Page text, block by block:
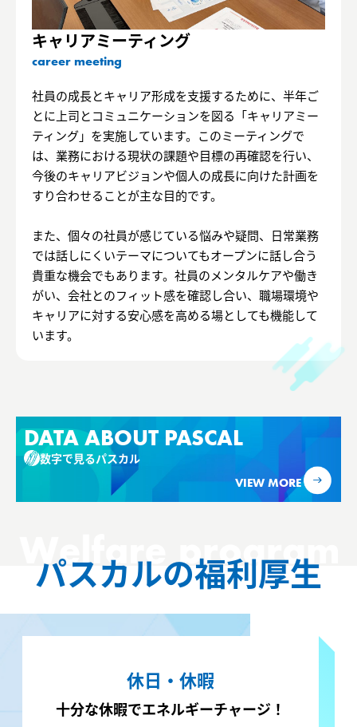
キャリアミーティング
career meeting
社員の成長とキャリア形成を支援するために、半年ご
とに上司とコミュニケーションを図る「キャリアミー
ティング」を実施しています。このミーティングで
は、業務における現状の課題や目標の再確認を行い、
今後のキャリアビジョンや個人の成長に向けた計画を
すり合わせることが主な目的です。
また、個々の社員が感じている悩みや疑問、日常業務
では話しにくいテーマについてもオープンに話し合う
貴重な機会でもあります。社員のメンタルケアや働き
がい、会社とのフィット感を確認し合い、職場環境や
キャリアに対する安心感を高める場としても機能して
います。
DATA ABOUT PASCAL
数字で見るパスカル
VIEW MORE
パスカルの福利厚生
休日・休暇
十分な休暇でエネルギーチャージ！